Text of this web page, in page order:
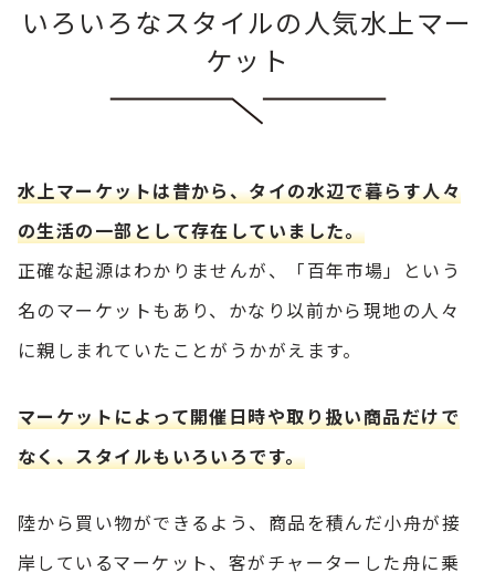
いろいろなスタイルの人気水上マー
ケット
水上マーケットは昔から、タイの水辺で暮らす人々
の生活の一部として存在していました。
正確な起源はわかりませんが、「百年市場」という
名のマーケットもあり、かなり以前から現地の人々
に親しまれていたことがうかがえます。
マーケットによって開催日時や取り扱い商品だけで
なく、スタイルもいろいろです。
陸から買い物ができるよう、商品を積んだ小舟が接
岸しているマーケット、客がチャーターした舟に乗